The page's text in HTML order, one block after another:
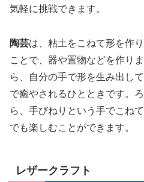
気軽に挑戦できます。
陶芸は、粘土をこねて形を作
ことで、器や置物などを作り
ら、自分の手で形を生み出し
で癒やされるひとときです。
ら、手びねりという手でこね
でも楽しむことができます。
レザークラフト